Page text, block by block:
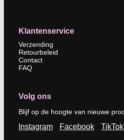
Klantenservice
Verzending
Retourbeleid
Contact
FAQ
Volg ons
Blijf op de hoogte van nieuwe
Instagram Facebook TikTok